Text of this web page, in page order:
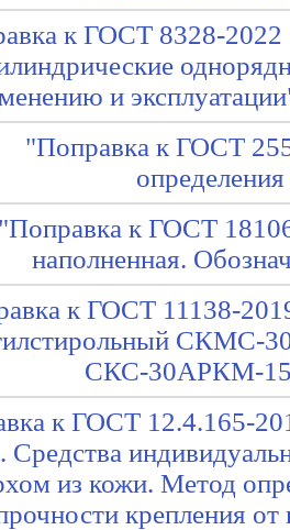
к ГОСТ 8328-
и
"Поправка к ГОСТ
"Поправка к ГОСТ
наполненная.
к ГОСТ 11138-
СКМС-
СКС-30АРКМ-15.
к ГОСТ 12.4.165-
Средства
из кожи. Метод
крепления от